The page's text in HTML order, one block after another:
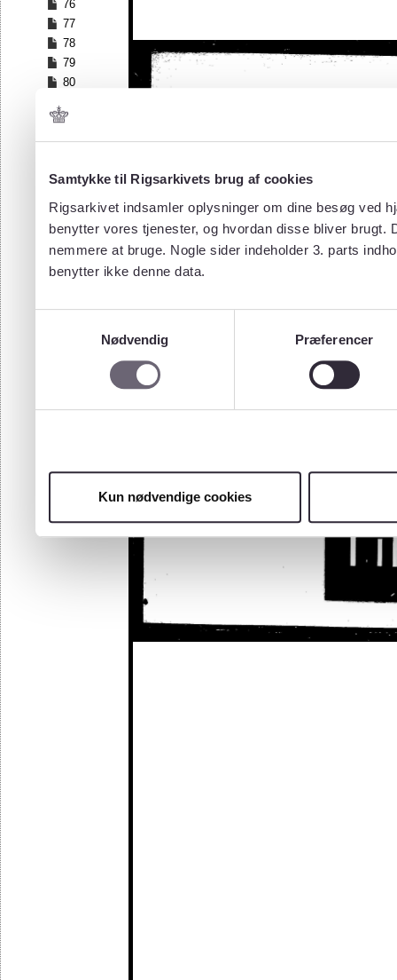
Samtykke til Rigsarkivets brug af cookies
Rigsarkivet indsamler oplysninger om dine besøg ved
benytter vores tjenester, og hvordan disse bliver
nemmere at bruge. Nogle sider indeholder 3. parts
benytter ikke denne data.
Nødvendig
Præferencer
Kun nødvendige cookies
76
77
78
79
80
82
83
85
87
88